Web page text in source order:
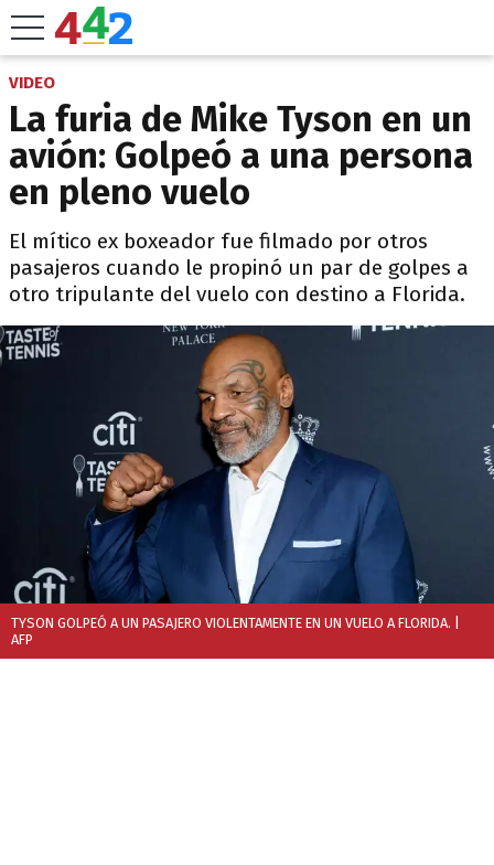
VIDEO
La furia de Mike Tyson en un
avión: Golpeó a una persona
en pleno vuelo
El mítico ex boxeador fue filmado por otros
pasajeros cuando le propinó un par de golpes a
otro tripulante del vuelo con destino a Florida.
TYSON GOLPEÓ A UN PASAJERO VIOLENTAMENTE EN UN VUELO A FLORIDA.
AFP